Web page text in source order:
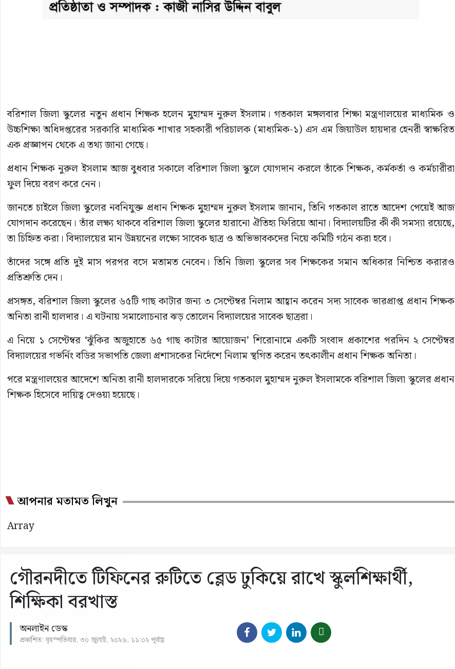
বরিশাল জিলা স্কুলের নতুন প্রধান শিক্ষক হলেন মুহাম্মদ নুরুল ইসলাম। গতকাল মঙ্গলবার শিক্ষা মন্ত্রণালয়ের মাধ্যমিক ও
উচ্চশিক্ষা অধিদপ্তরের সরকারি মাধ্যমিক শাখার সহকারী পরিচালক (মাধ্যমিক-১) এস এম জিয়াউল হায়দার হেনরী স্বাক্ষরিত
এক প্রজ্ঞাপন থেকে এ তথ্য জানা গেছে।
প্রধান শিক্ষক নুরুল ইসলাম আজ বুধবার সকালে বরিশাল জিলা স্কুলে যোগদান করলে তাঁকে শিক্ষক, কর্মকর্তা ও কর্মচারীরা
ফুল দিয়ে বরণ করে নেন।
জানতে চাইলে জিলা স্কুলের নবনিযুক্ত প্রধান শিক্ষক মুহাম্মদ নুরুল ইসলাম জানান, তিনি গতকাল রাতে আদেশ পেয়েই আজ
যোগদান করেছেন। তাঁর লক্ষ্য থাকবে বরিশাল জিলা স্কুলের হারানো ঐতিহ্য ফিরিয়ে আনা। বিদ্যালয়টির কী কী সমস্যা রয়েছে,
তা চিহ্নিত করা। বিদ্যালয়ের মান উন্নয়নের লক্ষ্যে সাবেক ছাত্র ও অভিভাবকদের নিয়ে কমিটি গঠন করা হবে।
তাঁদের সঙ্গে প্রতি দুই মাস পরপর বসে মতামত নেবেন। তিনি জিলা স্কুলের সব শিক্ষকের সমান অধিকার নিশ্চিত করারও
প্রতিশ্রুতি দেন।
প্রসঙ্গত, বরিশাল জিলা স্কুলের ৬৫টি গাছ কাটার জন্য ৩ সেপ্টেম্বর নিলাম আহ্বান করেন সদ্য সাবেক ভারপ্রাপ্ত প্রধান শিক্ষক
অনিতা রানী হালদার। এ ঘটনায় সমালোচনার ঝড় তোলেন বিদ্যালয়ের সাবেক ছাত্ররা।
এ নিয়ে ১ সেপ্টেম্বর ‘ঝুঁকির অজুহাতে ৬৫ গাছ কাটার আয়োজন’ শিরোনামে একটি সংবাদ প্রকাশের পরদিন ২ সেপ্টেম্বর
বিদ্যালয়ের গভর্নিং বডির সভাপতি জেলা প্রশাসকের নির্দেশে নিলাম স্থগিত করেন তৎকালীন প্রধান শিক্ষক অনিতা।
পরে মন্ত্রণালয়ের আদেশে অনিতা রানী হালদারকে সরিয়ে দিয়ে গতকাল মুহাম্মদ নুরুল ইসলামকে বরিশাল জিলা স্কুলের প্রধান
শিক্ষক হিসেবে দায়িত্ব দেওয়া হয়েছে।
আপনার মতামত লিখুন
Array
গৌরনদীতে টিফিনের রুটিতে ব্লেড ঢুকিয়ে রাখে স্কুলশিক্ষার্থী,
শিক্ষিকা বরখাস্ত
অনলাইন ডেস্ক
প্রকাশিত: বৃহস্পতিবার, ৩০ জুলাই, ২০২৬, ১১:০২ পূর্বাহ্ণ